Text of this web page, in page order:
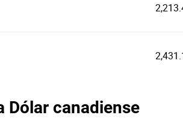
Dólar canadiense